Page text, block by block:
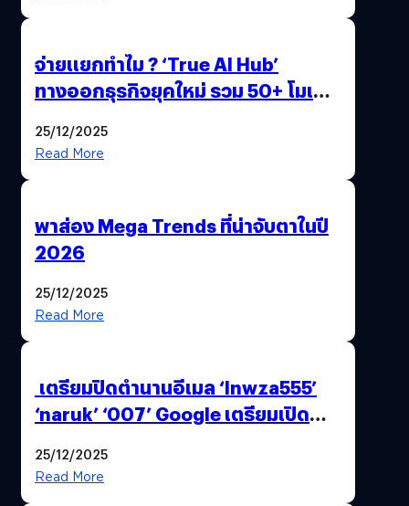
จ่ายแยกทำไม ? ‘True AI Hub’
ทางออกธุรกิจยุคใหม่ รวม 50+ โมเดล
25/12/2025
Read More
พาส่อง Mega Trends ที่น่าจับตาในปี
2026
25/12/2025
Read More
เตรียมปิดตำนานอีเมล ‘lnwza555’
‘naruk’ ‘007’ Google เตรียมเปิด
25/12/2025
Read More